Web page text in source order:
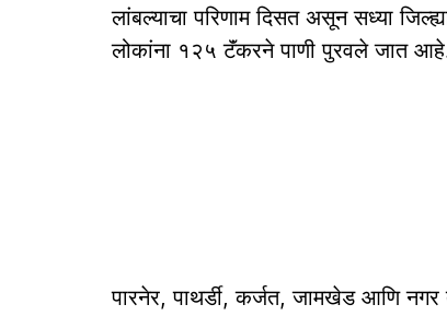
लांबल्याचा परिणाम दिसत असून सध्या
लोकांना १२५ टॅंकरने पाणी पुरवले जात
पारनेर, पाथर्डी, कर्जत, जामखेड आणि नगर